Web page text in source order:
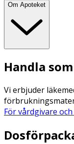
Om Apoteket
Handla
Vi erbjuder
För vårdgivare